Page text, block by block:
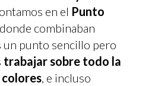
en el Punto
combinaban
un punto sencillo pero
trabajar sobre todo la
, e incluso